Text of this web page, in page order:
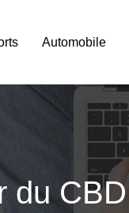
Automobile
du